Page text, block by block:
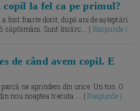
la fel ca pe primul?
fost foarte dorit, după ani de așteptări
săptămâni. Sunt însărc... | Raspunde |
de când avem copil. E
ne aprindem din orice. Un ton. O
nou noaptea trecuta.... |Raspunde |